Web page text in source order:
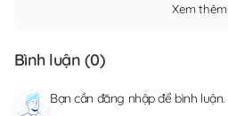
Xem thêm
Bình luận (0)
Bạn cần đăng nhậpđể bình luận.